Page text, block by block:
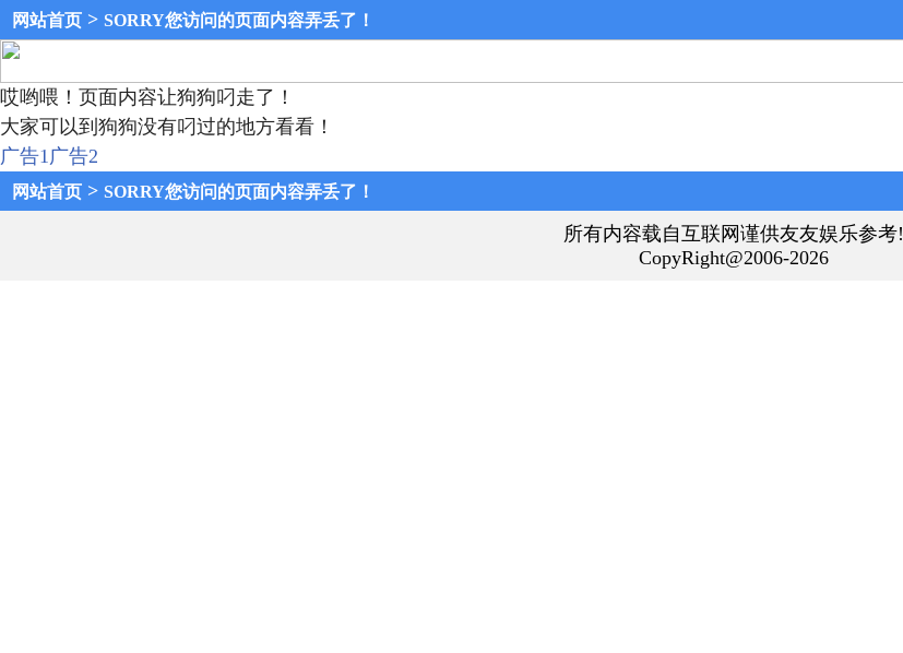
网站首页 > SORRY您访问的页面内容弄丢了！
哎哟喂！页面内容让狗狗叼走了！
大家可以到狗狗没有叼过的地方看看！
广告1广告2
网站首页 > SORRY您访问的页面内容弄丢了！
所有内容载自互联网谨供友友娱乐参考!
CopyRight@2006-2026